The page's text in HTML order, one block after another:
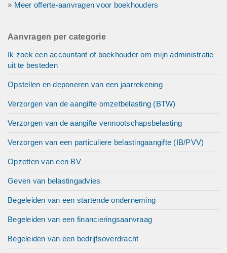
» Meer offerte-aanvragen voor boekhouders
Aanvragen per categorie
Ik zoek een accountant of boekhouder om mijn administratie
uit te besteden
Opstellen en deponeren van een jaarrekening
Verzorgen van de aangifte omzetbelasting (BTW)
Verzorgen van de aangifte vennootschapsbelasting
Verzorgen van een particuliere belastingaangifte (IB/PVV)
Opzetten van een BV
Geven van belastingadvies
Begeleiden van een startende onderneming
Begeleiden van een financieringsaanvraag
Begeleiden van een bedrijfsoverdracht